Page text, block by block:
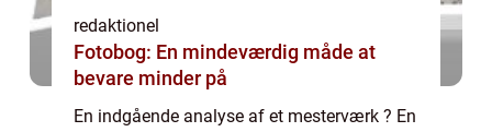
redaktionel
Fotobog: En mindeværdig måde at
bevare minder på
En indgående analyse af et mesterværk ? En